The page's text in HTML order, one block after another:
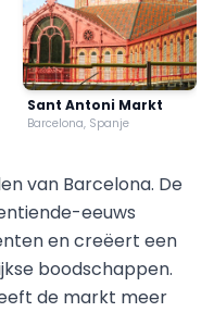
Sant Antoni Markt
Barcelona, Spanje
van Barcelona. De
eeuws
en creëert een
boodschappen.
de markt meer